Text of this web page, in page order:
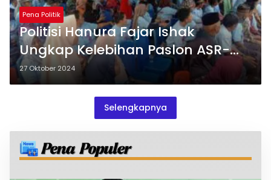
Pena Politik
Politisi Hanura Fajar Ishak
Ungkap Kelebihan Paslon ASR-
Hugua saat Kampanye di Buton
Selatan
27 Oktober 2024
Selengkapnya